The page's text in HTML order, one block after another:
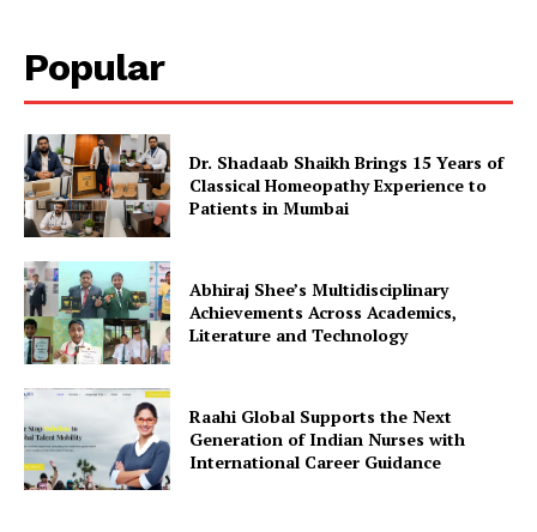
Popular
Dr. Shadaab Shaikh Brings 15 Years of
Classical Homeopathy Experience to
Patients in Mumbai
Abhiraj Shee’s Multidisciplinary
Achievements Across Academics,
Literature and Technology
Raahi Global Supports the Next
Generation of Indian Nurses with
International Career Guidance